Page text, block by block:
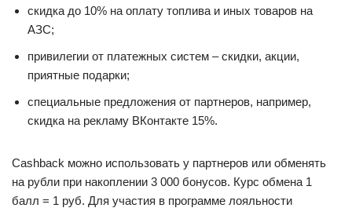
скидка до 10% на оплату топлива и иных товаров на
АЗС;
привилегии от платежных систем – скидки, акции,
приятные подарки;
специальные предложения от партнеров, например,
скидка на рекламу ВКонтакте 15%.
Cashback можно использовать у партнеров или обменять
на рубли при накоплении 3 000 бонусов. Курс обмена 1
балл = 1 руб. Для участия в программе лояльности